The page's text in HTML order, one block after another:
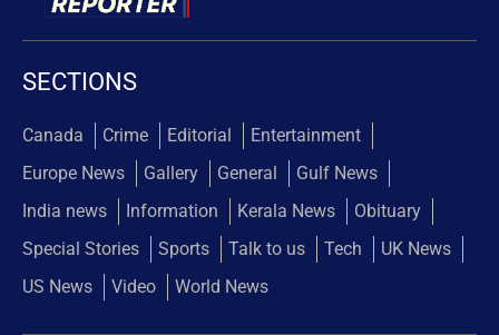
SECTIONS
Canada Crime Editorial
Entertainment
Europe News
Gallery General
Gulf News
India news
Information Kerala News
Obituary
Special Stories
Sports Talk to us Tech
UK News
US News
Video World News